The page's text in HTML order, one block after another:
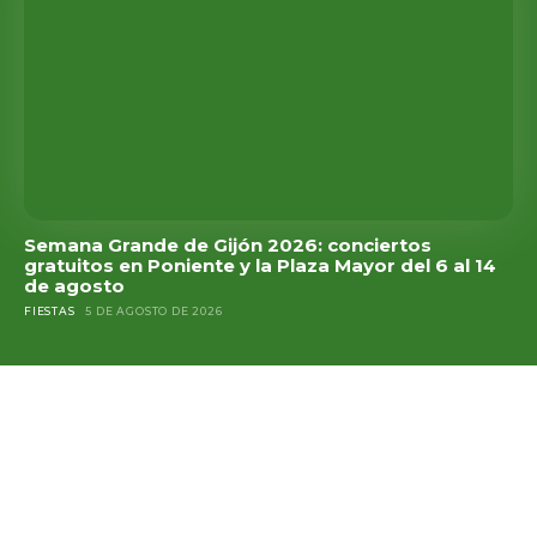
Semana Grande de Gijón 2026: conciertos
gratuitos en Poniente y la Plaza Mayor del 6 al 14
de agosto
FIESTAS 5 DE AGOSTO DE 2026